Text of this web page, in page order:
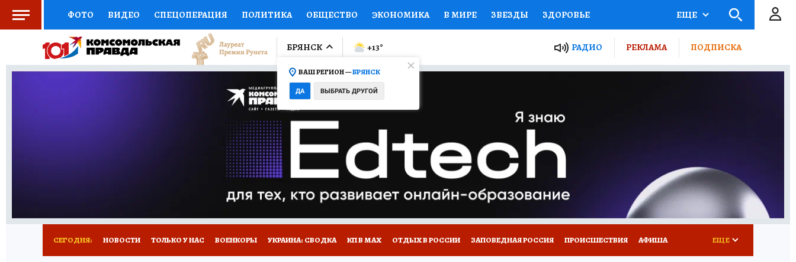
ФОТО ВИДЕО СПЕЦОПЕРАЦИЯ ПОЛИТИКА ОБЩЕСТВО ЭКОНОМИКА В МИРЕ ЗВЕЗДЫ ЗДОРОВЬЕ
СОЦПОДДЕРЖКА НАУКА СПОРТ КОЛУМНИСТЫ ПРОИСШЕСТВИЯ НАЦИОНАЛЬНЫЕ ПРОЕКТЫ РОССИИ
ВЫБОР ЭКСПЕРТОВ ДОКТОР ФИНАНСЫ ОТКРЫВАЕМ МИР Я ЗНАЮ СЕМЬЯ ЖЕНСКИЕ СЕКРЕТЫ ПУТЕВОДИТЕЛЬ
ПРОГНОЗЫ НА СПОРТ ПРОМОКОДЫ СЕРИАЛЫ
ТЕЛЕВИЗОР КОЛЛЕКЦИИ КОНКУРСЫ ГИД ПОТРЕБИТЕЛЯ
НОВОЕ НА САЙТЕ
ЕЩЕ
БРЯНСК
ВАШ РЕГИОН —БРЯНСК
ДА ВЫБРАТЬ ДРУГОЙ
+13° РАДИО РЕКЛАМА ПОДПИСКА
СЕГОДНЯ: НОВОСТИ ТОЛЬКО У НАС ВОЕНКОРЫ УКРАИНА: СВОДКА КП В МАХ ОТДЫХ В РОССИИ ЗАПОВЕДНАЯ РОССИЯ ПРОИСШЕСТВИЯ АФИША ЕЩЕ